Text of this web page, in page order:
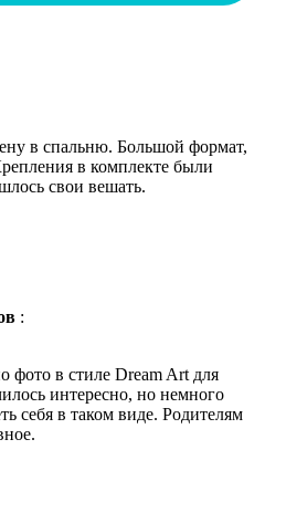
в спальню. Большой формат,
в комплекте были
свои вешать.
:
фото в стиле Dream Art для
интересно, но немного
себя в таком виде. Родителям